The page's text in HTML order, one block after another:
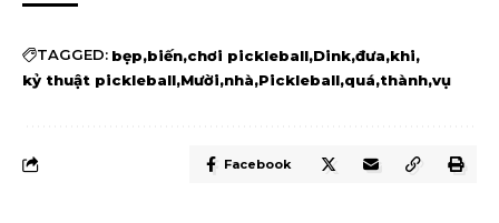
TAGGED: bẹp biến chơi pickleball Dink đưa khi
kỷ thuật pickleball Mười nhà Pickleball quá thành vụ
Facebook